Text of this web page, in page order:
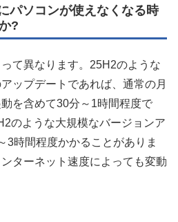
パソコンが使えなくなる時
?
て異なります。25H2のような
ップデートであれば、通常の月
を含めて30分～1時間程度で
のような大規模なバージョンア
3時間程度かかることがありま
ターネット速度によっても変動